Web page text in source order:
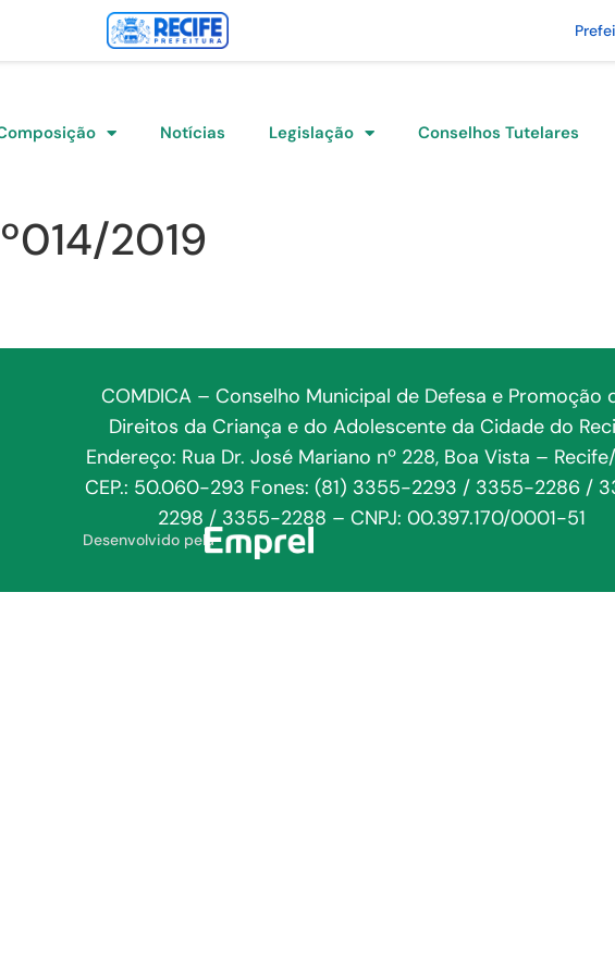
Notícias Legislação Conselhos Tutelares
2019
COMDICA – Conselho Municipal de Defesa e Promoção
Direitos da Criança e do Adolescente da Cidade do
Endereço: Rua Dr. José Mariano nº 228, Boa Vista –
CEP.: 50.060-293 Fones: (81) 3355-2293 / 3355-2286 /
2298 / 3355-2288 – CNPJ: 00.397.170/0001-51
Desenvolvido pela